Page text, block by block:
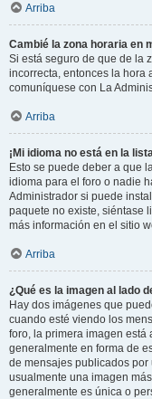
Arriba
Cambié la zona horaria en
Si está seguro de que de la
incorrecta, entonces la hora
comuníquese con La
Arriba
¡Mi idioma no está en la
Esto se puede deber a que
idioma para el foro o nadie
Administrador si puede
paquete no existe, siéntase
más información en el sitio
Arriba
¿Qué es la imagen al lado
Hay dos imágenes que
cuando esté viendo los
foro, la primera imagen está
generalmente en forma de
de mensajes publicados por
usualmente una imagen
generalmente es única o